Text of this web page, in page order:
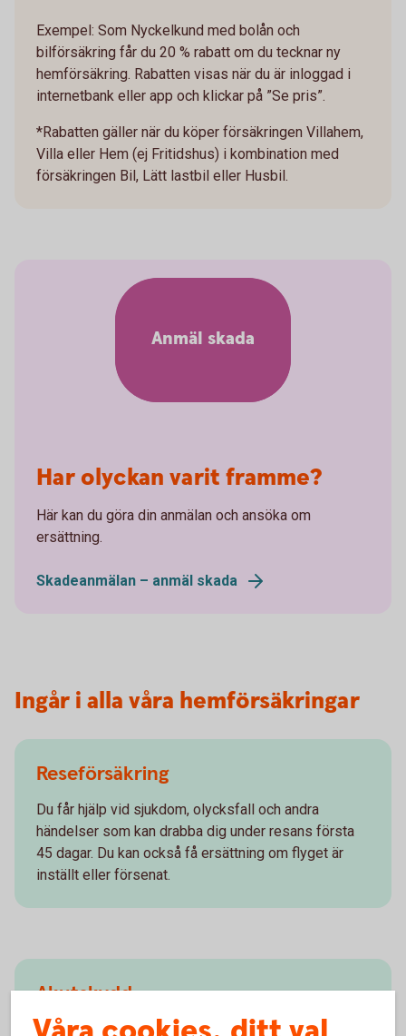
Exempel: Som Nyckelkund med bolån och
bilförsäkring får du 20 % rabatt om du tecknar ny
hemförsäkring. Rabatten visas när du är inloggad i
internetbank eller app och klickar på ”Se pris”.
*Rabatten gäller när du köper försäkringen Villahem,
Villa eller Hem (ej Fritidshus) i kombination med
försäkringen Bil, Lätt lastbil eller Husbil.
Anmäl skada
Har olyckan varit framme?
Här kan du göra din anmälan och ansöka om
ersättning.
Skadeanmälan – anmäl skada
Ingår i alla våra hemförsäkringar
Reseförsäkring
Du får hjälp vid sjukdom, olycksfall och andra
händelser som kan drabba dig under resans första
45 dagar. Du kan också få ersättning om flyget är
inställt eller försenat.
Akutskydd
Om du flyr från ditt hem på grund av fysiskt våld i